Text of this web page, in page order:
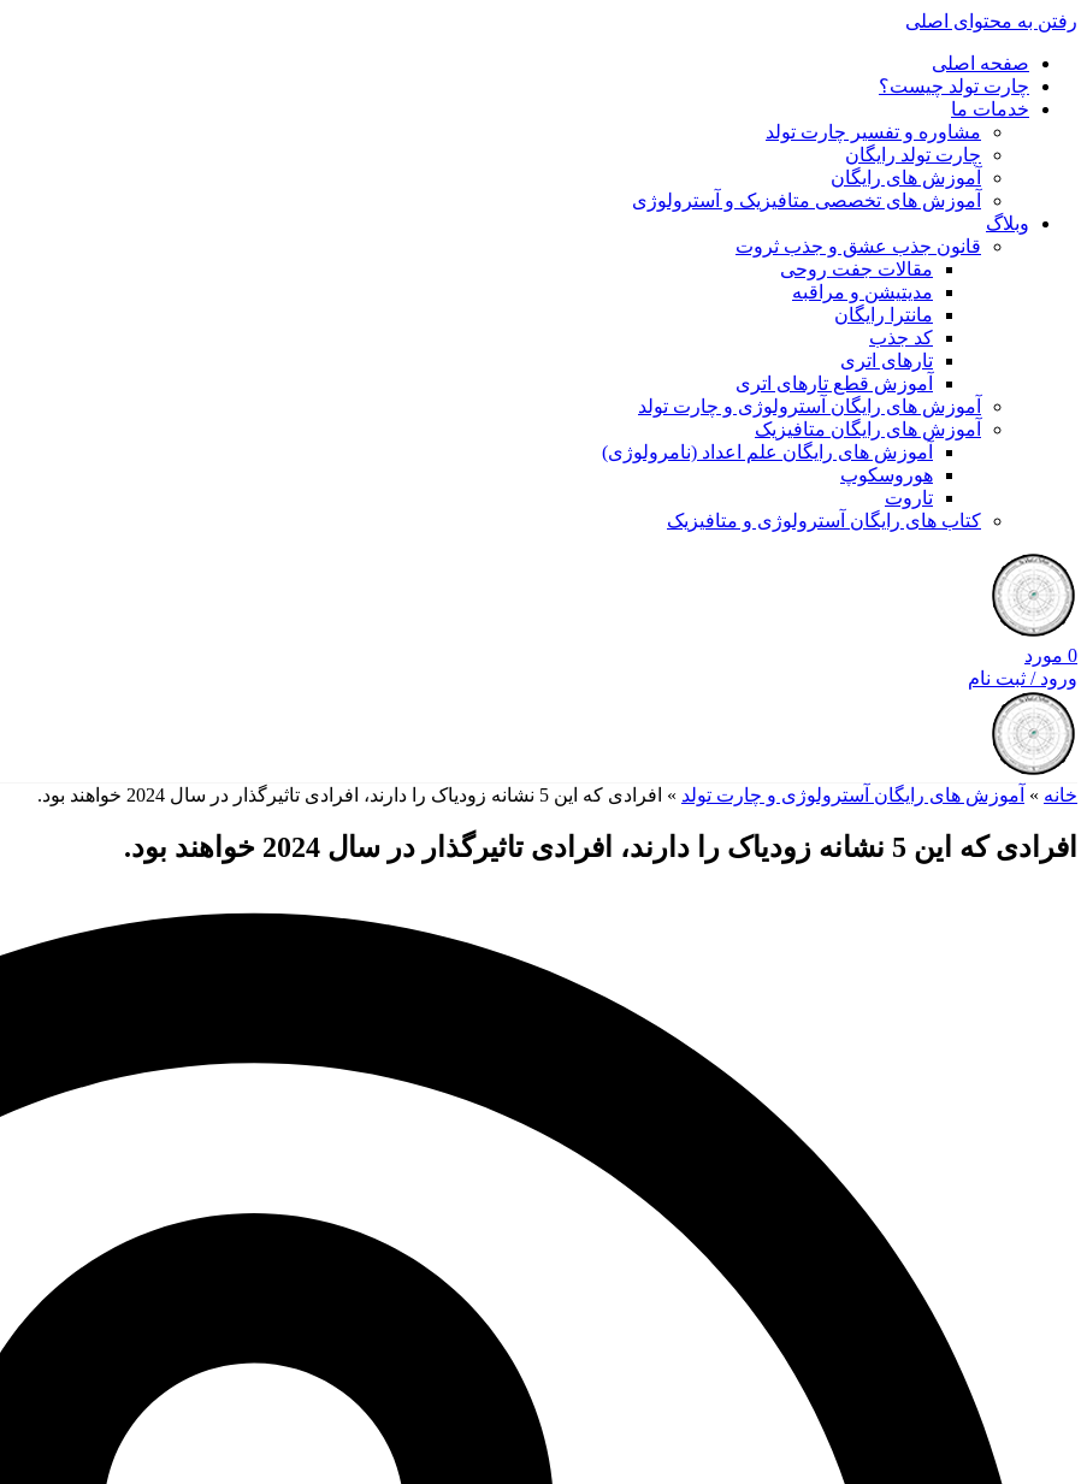
رفتن به محتوای اصلی
صفحه اصلی
چارت تولد چیست؟
خدمات ما
مشاوره و تفسیر چارت تولد
چارت تولد رایگان
آموزش های رایگان
آموزش های تخصصی متافیزیک و آسترولوژی
وبلاگ
قانون جذب عشق و جذب ثروت
مقالات جفت روحی
مدیتیشن و مراقبه
مانترا رایگان
کد جذب
تارهای اتری
آموزش قطع تارهای اتری
آموزش های رایگان آسترولوژی و چارت تولد
آموزش های رایگان متافیزیک
آموزش های رایگان علم اعداد (نامرولوژی)
هوروسکوپ
تاروت
کتاب های رایگان آسترولوژی و متافیزیک
0 مورد
ورود / ثبت نام
خانه » آموزش های رایگان آسترولوژی و چارت تولد » افرادی که این 5 نشانه زودیاک را دارند، افرادی تاثیرگذار در سال 2024 خواهند بود.
افرادی که این 5 نشانه زودیاک را دارند، افرادی تاثیرگذار در سال 2024 خواهند بود.